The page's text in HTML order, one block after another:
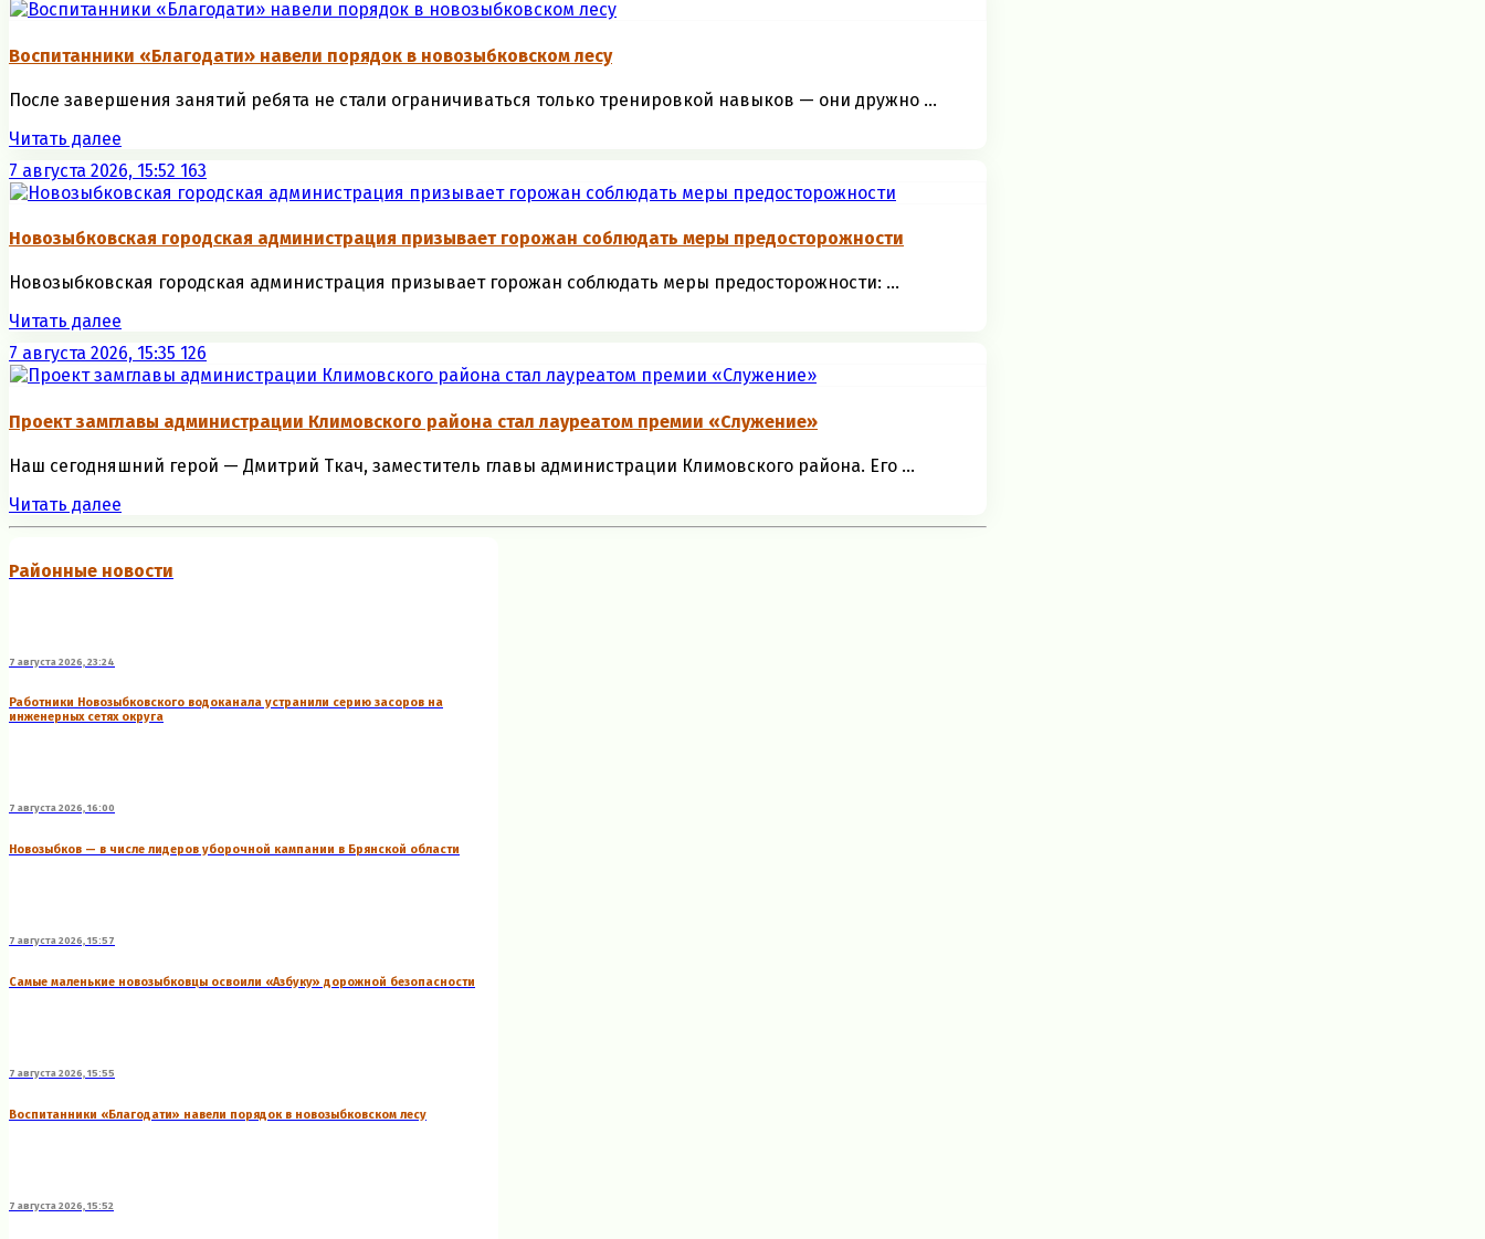
Воспитанники «Благодати» навели порядок в новозыбковском лесу
После завершения занятий ребята не стали ограничиваться только тренировкой навыков — они дружно ...
Читать далее
7 августа 2026, 15:52 163
Новозыбковская городская администрация призывает горожан соблюдать меры предосторожности
Новозыбковская городская администрация призывает горожан соблюдать меры предосторожности: ...
Читать далее
7 августа 2026, 15:35 126
Проект замглавы администрации Климовского района стал лауреатом премии «Служение»
Наш сегодняшний герой — Дмитрий Ткач, заместитель главы администрации Климовского района. Его ...
Читать далее
Районные новости
7 августа 2026, 23:24
Работники Новозыбковского водоканала устранили серию засоров на
инженерных сетях округа
7 августа 2026, 16:00
Новозыбков — в числе лидеров уборочной кампании в Брянской области
7 августа 2026, 15:57
Самые маленькие новозыбковцы освоили «Азбуку» дорожной безопасности
7 августа 2026, 15:55
Воспитанники «Благодати» навели порядок в новозыбковском лесу
7 августа 2026, 15:52